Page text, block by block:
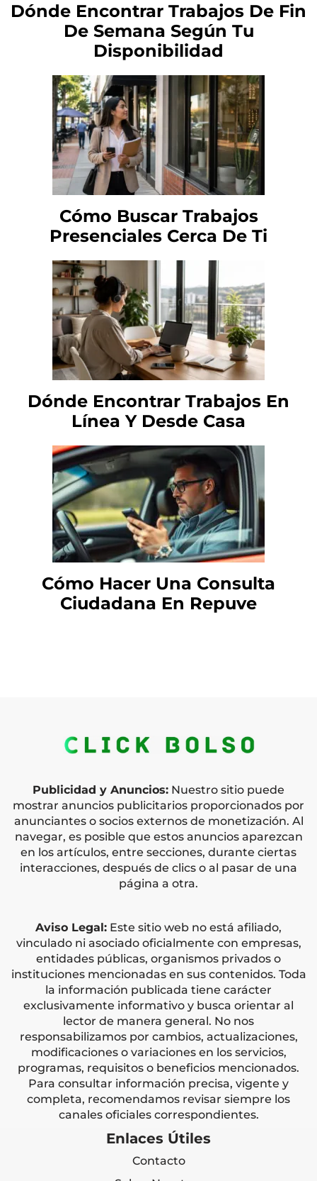
Dónde Encontrar Trabajos De Fin
De Semana Según Tu
Disponibilidad
Cómo Buscar Trabajos
Presenciales Cerca De Ti
Dónde Encontrar Trabajos En
Línea Y Desde Casa
Cómo Hacer Una Consulta
Ciudadana En Repuve
Publicidad y Anuncios: Nuestro sitio puede
mostrar anuncios publicitarios proporcionados por
anunciantes o socios externos de monetización. Al
navegar, es posible que estos anuncios aparezcan
en los artículos, entre secciones, durante ciertas
interacciones, después de clics o al pasar de una
página a otra.
Aviso Legal: Este sitio web no está afiliado,
vinculado ni asociado oficialmente con empresas,
entidades públicas, organismos privados o
instituciones mencionadas en sus contenidos. Toda
la información publicada tiene carácter
exclusivamente informativo y busca orientar al
lector de manera general. No nos
responsabilizamos por cambios, actualizaciones,
modificaciones o variaciones en los servicios,
programas, requisitos o beneficios mencionados.
Para consultar información precisa, vigente y
completa, recomendamos revisar siempre los
canales oficiales correspondientes.
Enlaces Útiles
Contacto